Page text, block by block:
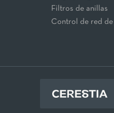
Filtros de anillas
Control de red de